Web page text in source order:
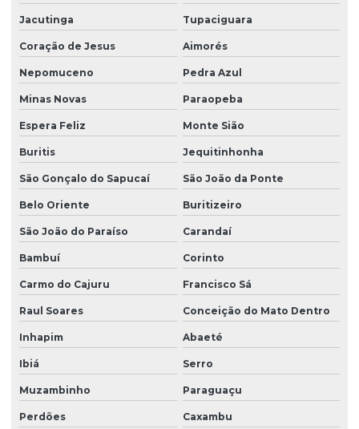
Jacutinga Tupaciguara
Coração de Jesus Aimorés
Nepomuceno Pedra Azul
Minas Novas Paraopeba
Espera Feliz Monte Sião
Buritis Jequitinhonha
São Gonçalo do Sapucaí São João da Ponte
Belo Oriente Buritizeiro
São João do Paraíso Carandaí
Bambuí Corinto
Carmo do Cajuru Francisco Sá
Raul Soares Conceição do Mato Dentro
Inhapim Abaeté
Ibiá Serro
Muzambinho Paraguaçu
Perdões Caxambu